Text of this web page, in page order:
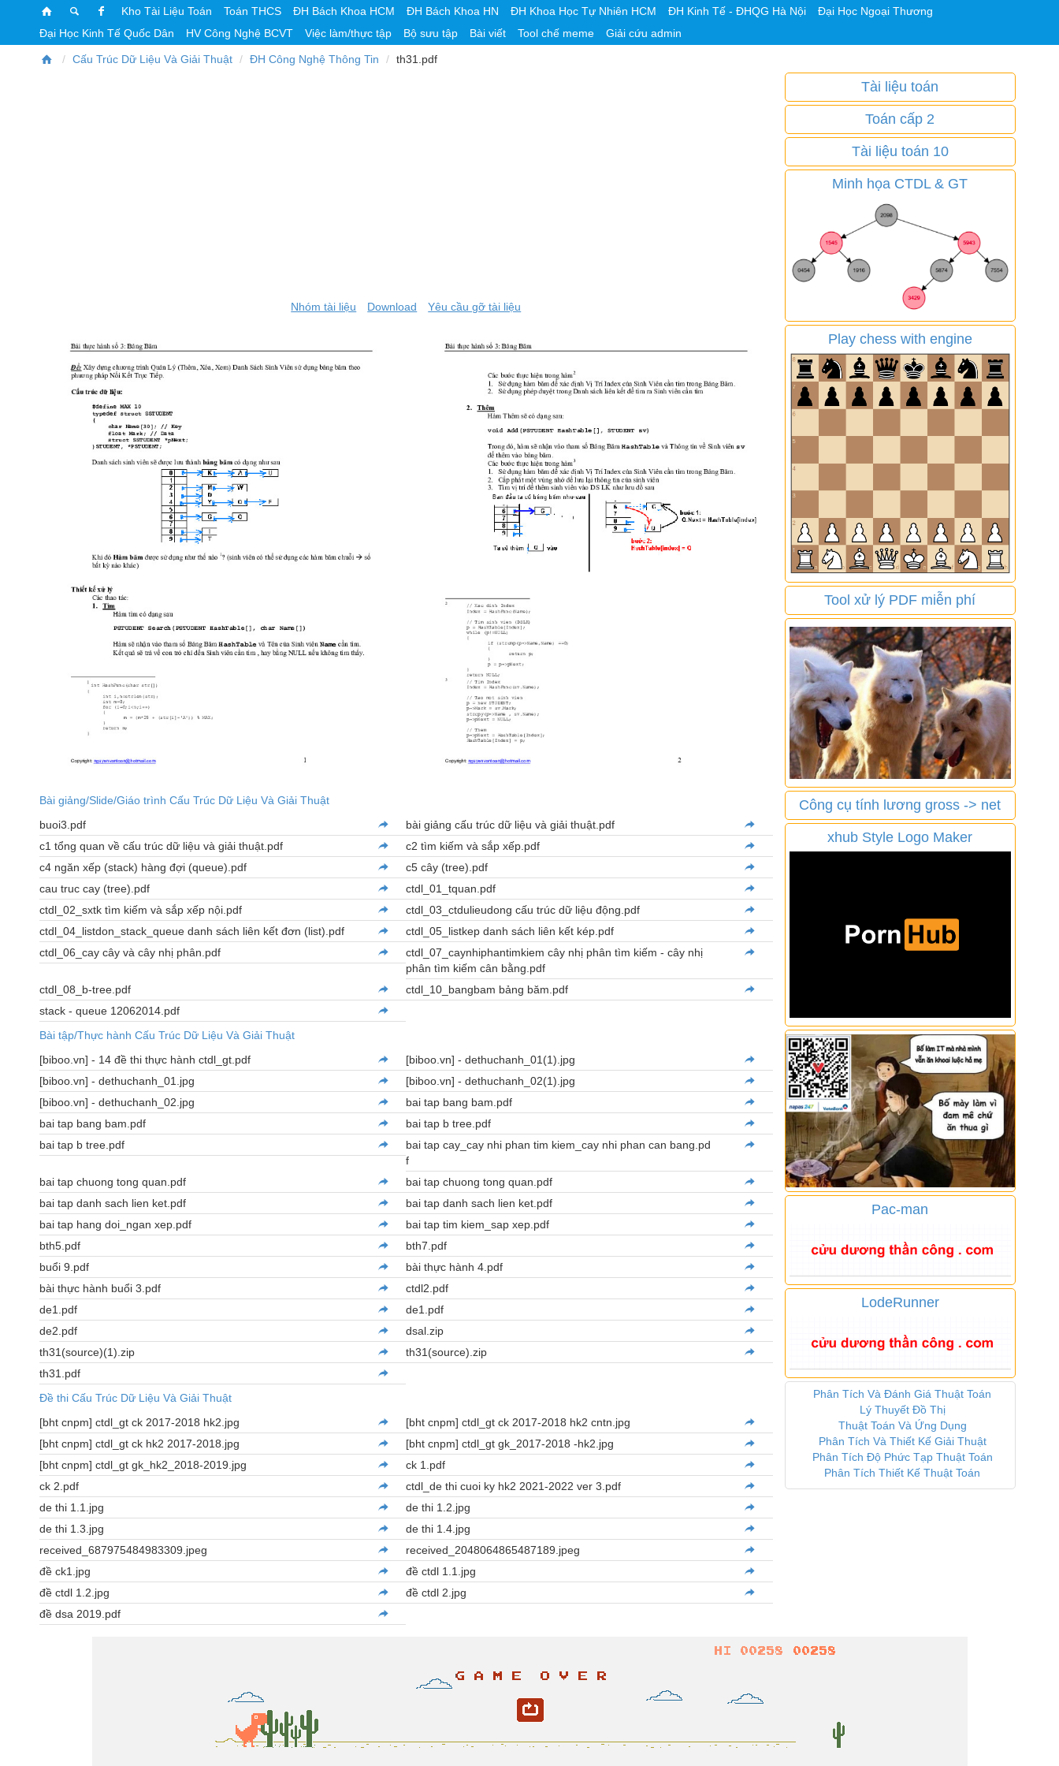
Kho Tài Liệu Toán Toán THCS ĐH Bách Khoa HCM ĐH Bách Khoa HN ĐH Khoa Học Tự Nhiên HCM ĐH Kinh Tế - ĐHQG Hà Nội
Đại Học Ngoại Thương
Đại Học Kinh Tế Quốc Dân
HV Công Nghệ BCVT Việc làm/thực tập Bộ sưu tập Bài viết Tool chế meme Giải cứu admin
Cấu Trúc Dữ Liệu Và Giải Thuật ĐH Công Nghệ Thông Tin th31.pdf
Nhóm tài liệu Download Yêu cầu gỡ tài liệu
Bài giảng/Slide/Giáo trình Cấu Trúc Dữ Liệu Và Giải Thuật
buoi3.pdf
bài giảng cấu trúc dữ liệu và giải thuật.pdf
c1 tổng quan về cấu trúc dữ liệu và giải thuật.pdf
c2 tìm kiếm và sắp xếp.pdf
c4 ngăn xếp (stack) hàng đợi (queue).pdf
c5 cây (tree).pdf
cau truc cay (tree).pdf
ctdl_01_tquan.pdf
ctdl_02_sxtk tìm kiếm và sắp xếp nội.pdf
ctdl_03_ctdulieudong cấu trúc dữ liệu động.pdf
ctdl_04_listdon_stack_queue danh sách liên kết đơn (list).pdf
ctdl_05_listkep danh sách liên kết kép.pdf
ctdl_06_cay cây và cây nhị phân.pdf
ctdl_07_caynhiphantimkiem cây nhị phân tìm kiếm - cây nhị
phân tìm kiếm cân bằng.pdf
ctdl_08_b-tree.pdf
ctdl_10_bangbam bảng băm.pdf
stack - queue 12062014.pdf
Bài tập/Thực hành Cấu Trúc Dữ Liệu Và Giải Thuật
[biboo.vn] - 14 đề thi thực hành ctdl_gt.pdf
[biboo.vn] - dethuchanh_01(1).jpg
[biboo.vn] - dethuchanh_01.jpg
[biboo.vn] - dethuchanh_02(1).jpg
[biboo.vn] - dethuchanh_02.jpg
bai tap bang bam.pdf
bai tap bang bam.pdf
bai tap b tree.pdf
bai tap b tree.pdf
bai tap cay_cay nhi phan tim kiem_cay nhi phan can bang.pd
f
bai tap chuong tong quan.pdf
bai tap chuong tong quan.pdf
bai tap danh sach lien ket.pdf
bai tap danh sach lien ket.pdf
bai tap hang doi_ngan xep.pdf
bai tap tim kiem_sap xep.pdf
bth5.pdf
bth7.pdf
buổi 9.pdf
bài thực hành 4.pdf
bài thực hành buổi 3.pdf
ctdl2.pdf
de1.pdf
de1.pdf
de2.pdf
dsal.zip
th31(source)(1).zip
th31(source).zip
th31.pdf
Đề thi Cấu Trúc Dữ Liệu Và Giải Thuật
[bht cnpm] ctdl_gt ck 2017-2018 hk2.jpg
[bht cnpm] ctdl_gt ck 2017-2018 hk2 cntn.jpg
[bht cnpm] ctdl_gt ck hk2 2017-2018.jpg
[bht cnpm] ctdl_gt gk_2017-2018 -hk2.jpg
[bht cnpm] ctdl_gt gk_hk2_2018-2019.jpg
ck 1.pdf
ck 2.pdf
ctdl_de thi cuoi ky hk2 2021-2022 ver 3.pdf
de thi 1.1.jpg
de thi 1.2.jpg
de thi 1.3.jpg
de thi 1.4.jpg
received_687975484983309.jpeg
received_2048064865487189.jpeg
đề ck1.jpg
đề ctdl 1.1.jpg
đề ctdl 1.2.jpg
đề ctdl 2.jpg
đề dsa 2019.pdf
Tài liệu toán
Toán cấp 2
Tài liệu toán 10
Minh họa CTDL & GT
Play chess with engine
Tool xử lý PDF miễn phí
Công cụ tính lương gross -> net
xhub Style Logo Maker
Pac-man
LodeRunner
Phân Tích Và Đánh Giá Thuật Toán
Lý Thuyết Đồ Thị
Thuật Toán Và Ứng Dụng
Phân Tích Và Thiết Kế Giải Thuật
Phân Tích Độ Phức Tạp Thuật Toán
Phân Tích Thiết Kế Thuật Toán